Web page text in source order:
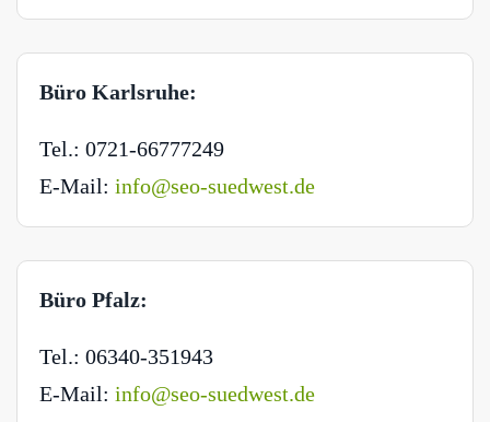
Büro Karlsruhe:
Tel.: 0721-66777249
E-Mail: info@seo-suedwest.de
Büro Pfalz:
Tel.: 06340-351943
E-Mail: info@seo-suedwest.de